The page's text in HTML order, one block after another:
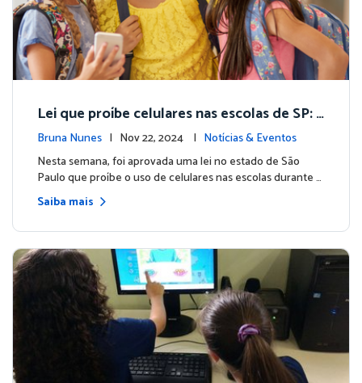
Lei que proíbe celulares nas escolas de SP:
A Matific contribui para o uso consciente da
tecnologia na educação
Bruna Nunes | Nov 22, 2024 | Notícias & Eventos
Nesta semana, foi aprovada uma lei no estado de São
Paulo que proíbe o uso de celulares nas escolas durante …
Saiba mais